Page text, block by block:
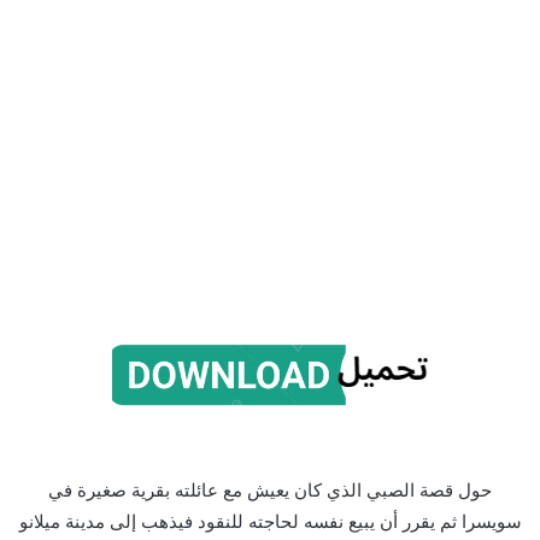
حول قصة الصبي الذي كان يعيش مع عائلته بقرية صغيرة في
سويسرا ثم يقرر أن يبيع نفسه لحاجته للنقود فيذهب إلى مدينة ميلانو